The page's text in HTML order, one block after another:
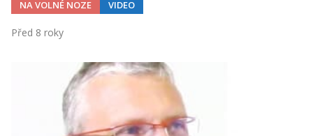
NA VOLNÉ NOZE VIDEO
Před 8 roky